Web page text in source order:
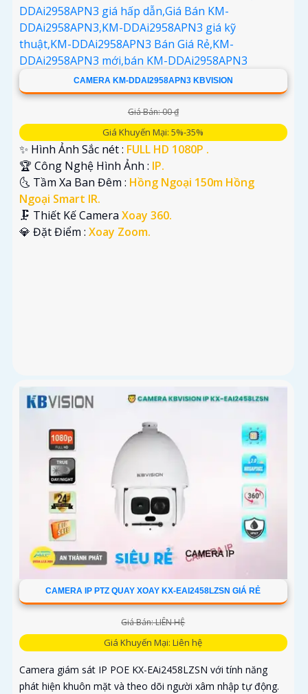
CAMERA KM-DDAI2958APN3 KBVISION
Giá Bán: 00 ₫
Giá Khuyến Mại: 5%-35%
✨ Hình Ảnh Sắc nét : FULL HD 1080P .
🏆 Công Nghệ Hình Ảnh : IP.
🌜 Tầm Xa Ban Đêm : Hồng Ngoại 150m Hồng
Ngoại Smart IR.
🗜️ Thiết Kế Camera Xoay 360.
️💎 Đặt Điểm : Xoay Zoom.
CAMERA IP PTZ QUAY XOAY KX-EAI2458LZSN GIÁ RẺ
Giá Bán: LIÊN HỆ
Giá Khuyến Mại: Liên hệ
Camera giám sát IP POE KX-EAi2458LZSN với tính năng
phát hiện khuôn mặt và theo dõi người xâm nhập tự động.